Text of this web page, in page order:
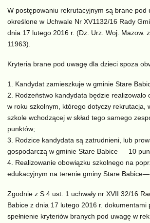
W postępowaniu rekrutacyjnym są brane pod
określone w Uchwale Nr XV1132/16 Rady
dnia 17 lutego 2016 r. (Dz. Urz. Woj. Mazow.
11963).
Kryteria brane pod uwagę dla dzieci spoza
Kandydat zamieszkuje w gminie Stare
Rodzeństwo kandydata będzie realizowało
w roku szkolnym, którego dotyczy rekrutacja,
szkole wchodzącej w skład tego samego
punktów;
Rodzice kandydata są zatrudnieni, lub
gospodarczą w gminie Stare Babice — 10
Realizowanie obowiązku szkolnego na
edukacyjnym na terenie gminy Stare
Zgodnie z S 4 ust. 1 uchwały nr XVII 32/16
Babice z dnia 17 lutego 2016 r. dokumentami
spełnienie kryteriów branych pod uwagę w